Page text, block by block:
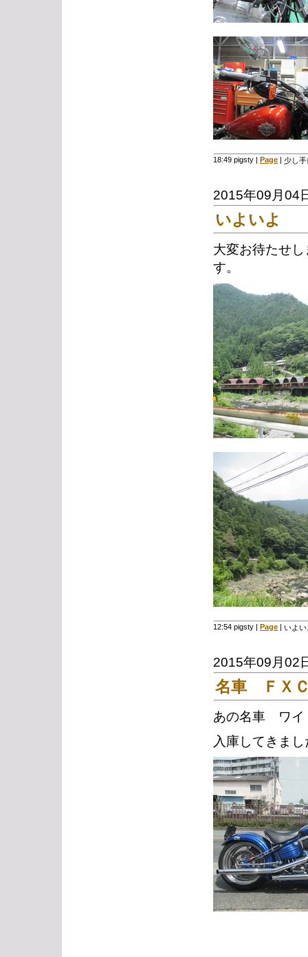
18:49 pigsty | Page | 少し手
2015年09月04
いよいよ
大変お待たせ
す。
12:54 pigsty | Page | いよ
2015年09月02
名車 ＦＸ
あの名車 ワイ
入庫してきま